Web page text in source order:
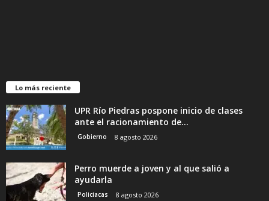
Lo más reciente
UPR Río Piedras pospone inicio de clases
ante el racionamiento de...
Gobierno 8 agosto 2026
Perro muerde a joven y al que salió a
ayudarla
Policiacas 8 agosto 2026